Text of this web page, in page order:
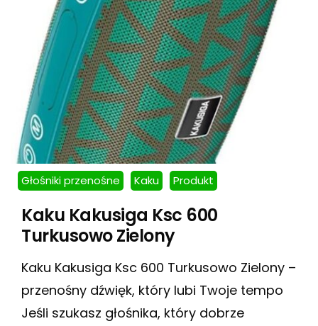
Głośniki przenośne Kaku Produkt
Kaku Kakusiga Ksc 600
Turkusowo Zielony
Kaku Kakusiga Ksc 600 Turkusowo Zielony –
przenośny dźwięk, który lubi Twoje tempo
Jeśli szukasz głośnika, który dobrze